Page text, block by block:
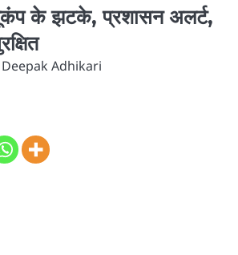
के झटके, प्रशासन अलर्ट,
Deepak Adhikari